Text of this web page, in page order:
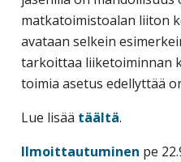
matkatoimistoalan liiton
avataan selkein
tarkoittaa liiketoiminnan
toimia asetus edellyttää
Lue lisää täältä.
Ilmoittautuminen pe